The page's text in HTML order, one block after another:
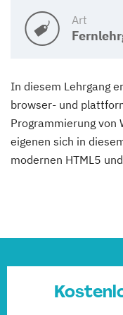
Art
In diesem Lehrgang
browser- und
Programmierung von
eigenen sich in
modernen HTML5